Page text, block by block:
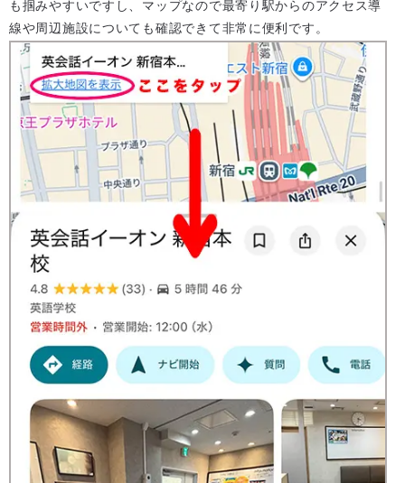
も掴みやすいですし、マップなので最寄り駅からのアクセス導
線や周辺施設についても確認できて非常に便利です。